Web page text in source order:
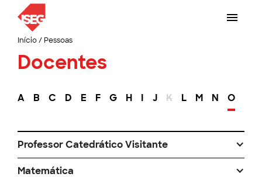
Início/ Pessoas
Docentes
A B C D E F G H I J K L M N O
Professor Catedrático Visitante
Matemática